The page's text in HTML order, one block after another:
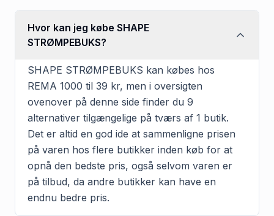
Hvor kan jeg købe SHAPE
STRØMPEBUKS?
SHAPE STRØMPEBUKS kan købes hos
REMA 1000 til 39 kr, men i oversigten
ovenover på denne side finder du 9
alternativer tilgængelige på tværs af 1 butik.
Det er altid en god ide at sammenligne prisen
på varen hos flere butikker inden køb for at
opnå den bedste pris, også selvom varen er
på tilbud, da andre butikker kan have en
endnu bedre pris.